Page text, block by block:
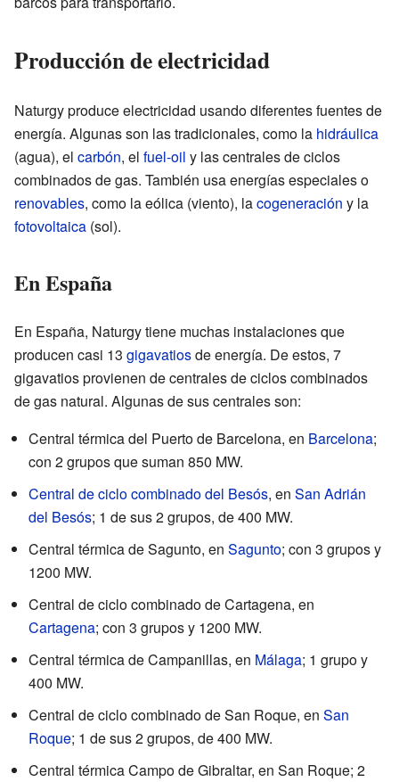
Producción de electricidad
Naturgy produce electricidad usando diferentes fuentes de
energía. Algunas son las tradicionales, como la hidráulica
(agua), el carbón, el fuel-oil y las centrales de ciclos
combinados de gas. También usa energías especiales o
renovables, como la eólica (viento), lacogeneración y la
fotovoltaica (sol).
En España
En España, Naturgy tiene muchas instalaciones que
producen casi 13 gigavatiosde energía. De estos, 7
gigavatios provienen de centrales de ciclos combinados
de gas natural. Algunas de sus centrales son:
Central térmica del Puerto de Barcelona, en Barcelona;
con 2 grupos que suman 850 MW.
Central de ciclo combinado del Besós, en San Adrián
del Besós; 1 de sus 2 grupos, de 400 MW.
Central térmica de Sagunto, en Sagunto; con 3 grupos y
1200 MW.
Central de ciclo combinado de Cartagena, en
Cartagena; con 3 grupos y 1200 MW.
Central térmica de Campanillas, en Málaga; 1 grupo y
400 MW.
Central de ciclo combinado de San Roque, en San
Roque; 1 de sus 2 grupos, de 400 MW.
Central térmica Campo de Gibraltar, en San Roque; 2